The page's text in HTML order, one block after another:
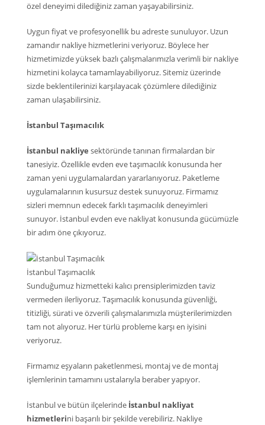
özel deneyimi dilediğiniz zaman yaşayabilirsiniz.
Uygun fiyat ve profesyonellik bu adreste sunuluyor. Uzun
zamandır nakliye hizmetlerini veriyoruz. Böylece her
hizmetimizde yüksek bazlı çalışmalarımızla verimli bir nakliye
hizmetini kolayca tamamlayabiliyoruz. Sitemiz üzerinde
sizde beklentilerinizi karşılayacak çözümlere dilediğiniz
zaman ulaşabilirsiniz.
İstanbul Taşımacılık
İstanbul nakliye sektöründe tanınan firmalardan bir
tanesiyiz. Özellikle evden eve taşımacılık konusunda her
zaman yeni uygulamalardan yararlanıyoruz. Paketleme
uygulamalarının kusursuz destek sunuyoruz. Firmamız
sizleri memnun edecek farklı taşımacılık deneyimleri
sunuyor. İstanbul evden eve nakliyat konusunda gücümüzle
bir adım öne çıkıyoruz.
İstanbul Taşımacılık
Sunduğumuz hizmetteki kalıcı prensiplerimizden taviz
vermeden ilerliyoruz. Taşımacılık konusunda güvenliği,
titizliği, sürati ve özverili çalışmalarımızla müşterilerimizden
tam not alıyoruz. Her türlü probleme karşı en iyisini
veriyoruz.
Firmamız eşyaların paketlenmesi, montaj ve de montaj
işlemlerinin tamamını ustalarıyla beraber yapıyor.
İstanbul ve bütün ilçelerinde İstanbul nakliyat
hizmetlerini başarılı bir şekilde verebiliriz. Nakliye